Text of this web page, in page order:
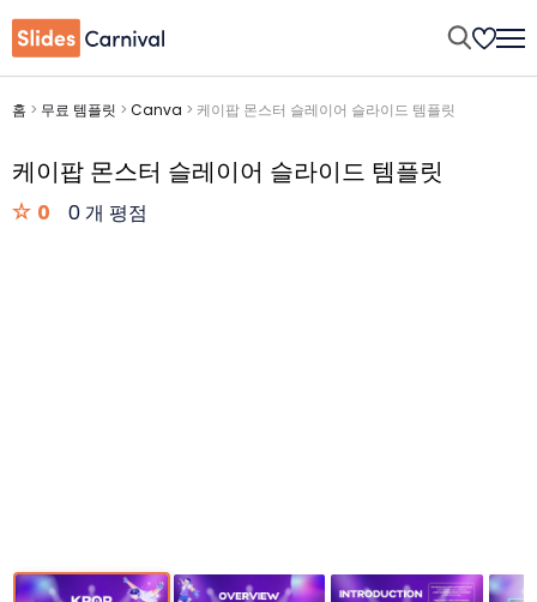
홈 > 무료 템플릿 > Canva > 케이팝 몬스터 슬레이어 슬라이드 템플릿
케이팝 몬스터 슬레이어 슬라이드 템플릿
0 0 개 평점